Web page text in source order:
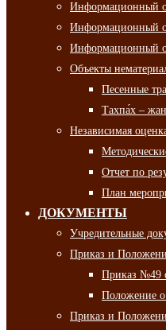
Информационный
Информационный
Информационный
Объекты
Песенные
Тахпа́х –
Независимая
Отчет по
План
ДОКУМЕНТЫ
Учредительные
Приказ и
Приказ №49
Положение
Приказ и